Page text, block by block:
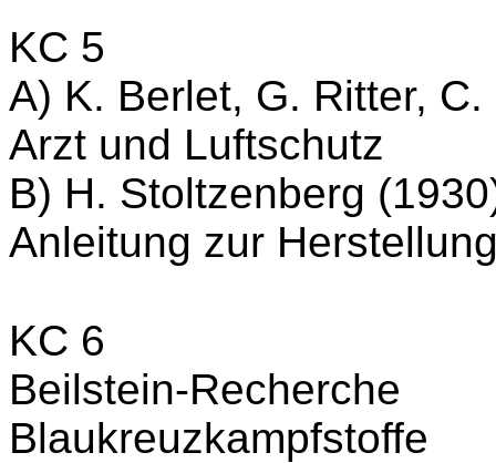
KC 5
A) K. Berlet, G. Ritter,
Arzt und Luftschutz
B) H. Stoltzenberg
Anleitung zur
KC 6
Beilstein-Recherche
Blaukreuzkampfstoffe